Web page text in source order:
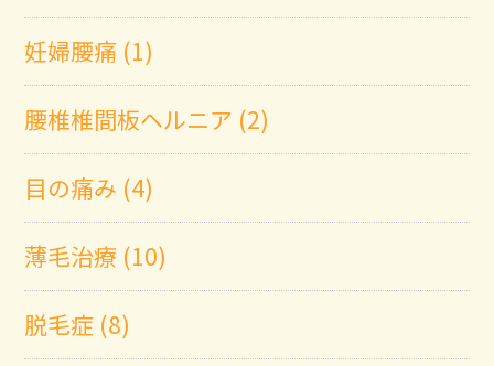
妊婦腰痛 (1)
腰椎椎間板ヘルニア (2)
目の痛み (4)
薄毛治療 (10)
脱毛症 (8)